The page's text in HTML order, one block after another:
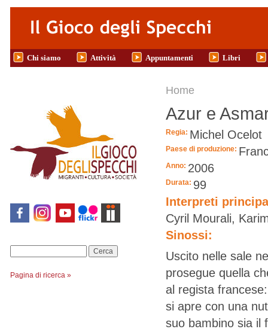
Salta al contenuto principale
Chi siamo Attività Appuntamenti Libri
Pagina di ricerca »
Tu sei qui
Home
Azur e
Regia: Michel Ocelot
Paese di produzione:
Anno: 2006
Durata: 99
Interpreti
Cyril Mourali,
Sinossi:
Uscito nelle sale
prosegue quella
al regista
si apre con una
suo bambino sia il